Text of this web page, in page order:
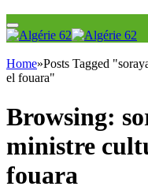
Home»Posts Tagged
el fouara"
Browsing:
ministre
fouara